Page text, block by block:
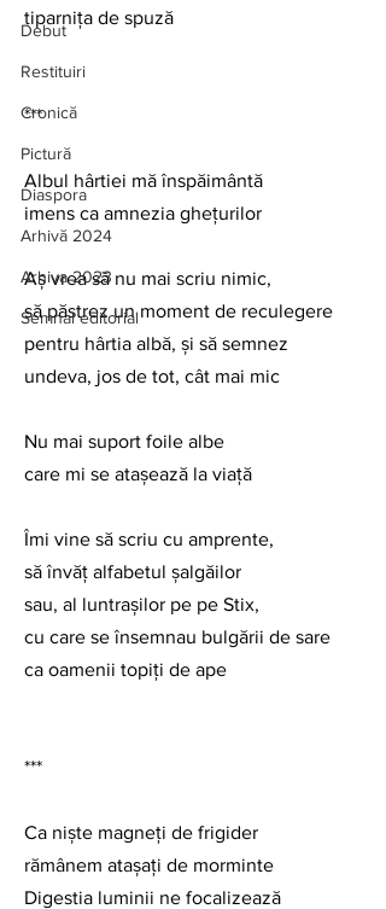
Debut
Restituiri
Cronică
Pictură
Diaspora
Arhivă 2024
Arhiva 2023
Semnal editorial
tiparnița de spuză
***
Albul hârtiei mă înspăimântă
imens ca amnezia ghețurilor
Aș vrea să nu mai scriu nimic,
să păstrez un moment de reculegere
pentru hârtia albă, și să semnez
undeva, jos de tot, cât mai mic
Nu mai suport foile albe
care mi se atașează la viață
Îmi vine să scriu cu amprente,
să învăț alfabetul șalgăilor
sau, al luntrașilor pe pe Stix,
cu care se însemnau bulgării de sare
ca oamenii topiți de ape
***
Ca niște magneți de frigider
rămânem atașați de morminte
Digestia luminii ne focalizează